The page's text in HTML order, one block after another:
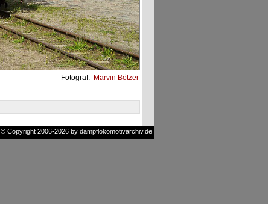
Fotograf: Marvin Bötzer
© Copyright 2006-2026 by dampflokomotivarchiv.de